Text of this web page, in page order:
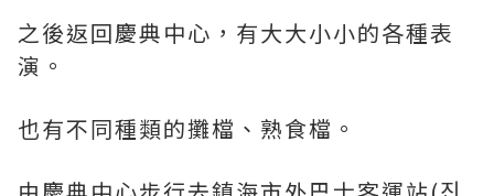
之後返回慶典中心，有大大小小的各種表
演。
也有不同種類的攤檔、熟食檔。